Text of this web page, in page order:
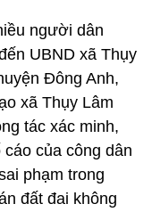
người dân
UBND xã Thụy
Đông Anh,
xã Thụy Lâm
tác xác minh,
của công dân
phạm trong
đất đai không